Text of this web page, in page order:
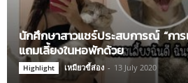
นักศึกษาสาวแชร์ประสบการณ์ “การ
แถมเลี้ยงในหอพักด้วย
Highlight เหมียวขี้ส่อง - 13 July 2020